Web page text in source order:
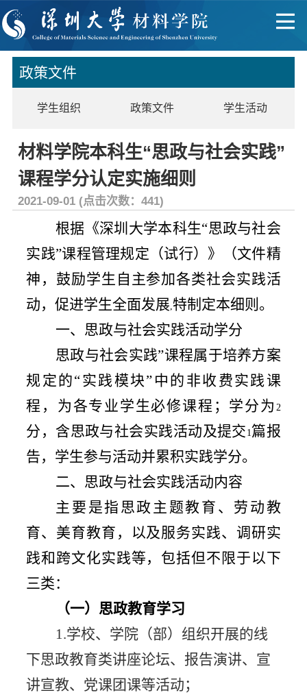
政策文件
学生组织 政策文件 学生活动
材料学院本科生“思政与社会实践”
课程学分认定实施细则
2021-09-01 (点击次数： 441)
根据《深圳大学本科生“思政与社会
实践”课程管理规定（试行）》（文件精
神，鼓励学生自主参加各类社会实践活
动，促进学生全面发展 特制定本细则。
一、思政与社会实践活动学分
思政与社会实践”课程属于培养方案
规定的“实践模块”中的非收费实践课
程，为各专业学生必修课程； 学分为 2
分，含思政与社会实践活动及提交 1篇报
告，学生参与活动并累积实践学分。
二、思政与社会实践活动内容
主要是指思政主题教育、劳动教
育、美育教育，以及服务实践、调研实
践和跨文化实践等，包括但不限于以下
三类：
（一）思政教育学习
1.学校、学院（部）组织开展的线
下思政教育类讲座论坛、报告演讲、宣
讲宣教、党课团课等活动；